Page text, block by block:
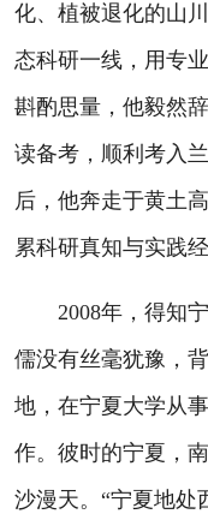
化、植被退化的山
态科研一线，用专
斟酌思量，他毅然
读备考，顺利考入
后，他奔走于黄土
累科研真知与实践经
2008年，得知宁
儒没有丝毫犹豫，
地，在宁夏大学从
作。彼时的宁夏，
沙漫天。“宁夏地处